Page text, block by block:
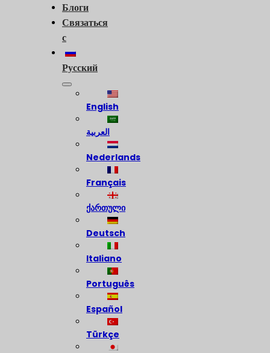
Блоги
Связаться
с
Русский
English
العربية
Nederlands
Français
ქართული
Deutsch
Italiano
Português
Español
Türkçe